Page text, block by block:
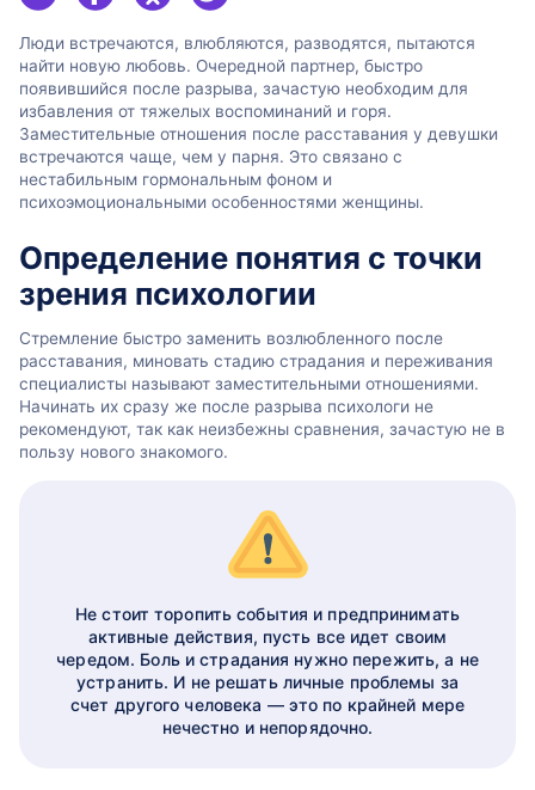
Люди встречаются, влюбляются, разводятся, пытаются
найти новую любовь. Очередной партнер, быстро
появившийся после разрыва, зачастую необходим для
избавления от тяжелых воспоминаний и горя.
Заместительные отношения после расставания у девушки
встречаются чаще, чем у парня. Это связано с
нестабильным гормональным фоном и
психоэмоциональными особенностями женщины.
Определение понятия с точки
зрения психологии
Стремление быстро заменить возлюбленного после
расставания, миновать стадию страдания и переживания
специалисты называют заместительными отношениями.
Начинать их сразу же после разрыва психологи не
рекомендуют, так как неизбежны сравнения, зачастую не в
пользу нового знакомого.
Не стоит торопить события и предпринимать
активные действия, пусть все идет своим
чередом. Боль и страдания нужно пережить, а не
устранить. И не решать личные проблемы за
счет другого человека — это по крайней мере
нечестно и непорядочно.